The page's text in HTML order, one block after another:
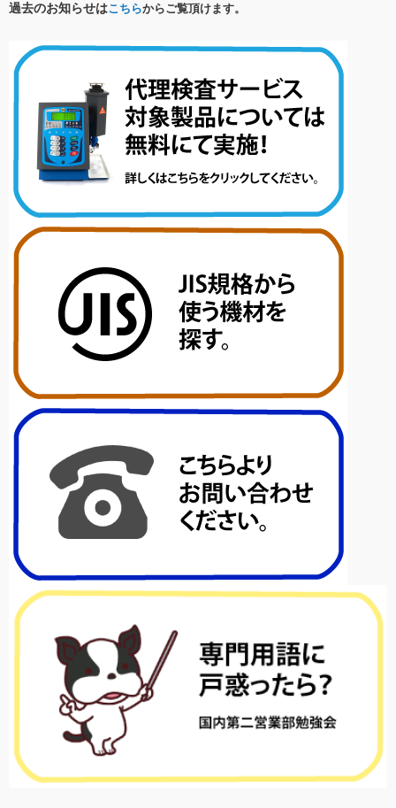
過去のお知らせはこちらからご覧頂けます。